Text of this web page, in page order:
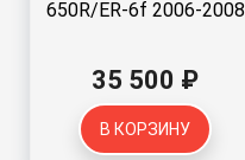
650R/ER-6f 2006-2008
35 500 ₽
В КОРЗИНУ